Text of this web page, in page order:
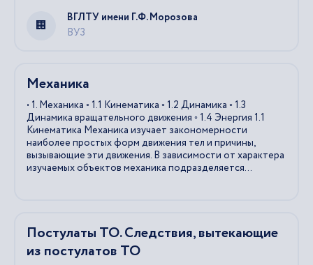
ВУЗ
ВГЛТУ имени Г.Ф. Морозова
Механика
• 1. Механика ◦ 1.1 Кинематика ◦ 1.2 Динамика ◦ 1.3
Динамика вращательного движения ◦ 1.4 Энергия 1.1
Кинематика Механика изучает закономерности
наиболее простых форм движения тел и причины,
вызывающие эти движения. В зависимости от характера
изучаемых объектов механика подразделяется...
Постулаты ТО. Следствия, вытекающие
из постулатов ТО